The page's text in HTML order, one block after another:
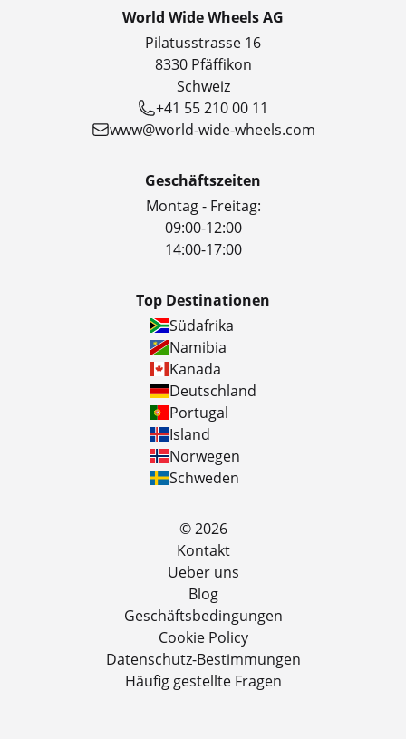
World Wide Wheels AG
Pilatusstrasse 16
8330 Pfäffikon
Schweiz
+41 55 210 00 11
www@world-wide-wheels.com
Geschäftszeiten
Montag - Freitag:
09:00-12:00
14:00-17:00
Top Destinationen
Südafrika
Namibia
Kanada
Deutschland
Portugal
Island
Norwegen
Schweden
© 2026
Kontakt
Ueber uns
Blog
Geschäftsbedingungen
Cookie Policy
Datenschutz-Bestimmungen
Häufig gestellte Fragen